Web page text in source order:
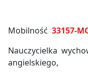
Mobilność 33157-
Nauczycielka
angielskiego,